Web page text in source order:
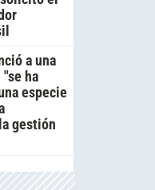
a una
ha
especie
gestión